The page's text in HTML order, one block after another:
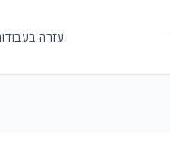
עזרה